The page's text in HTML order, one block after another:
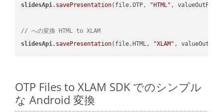
slidesApi.savePresentation(file.OTP, "HTML" ,
// への変換 HTML to XLAM
slidesApi.savePresentation(file.HTML, "XLAM"
OTP Files to XLAM SDK でのシンプル
な Android 変換